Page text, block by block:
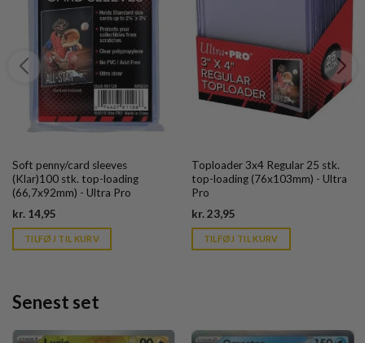
Soft penny/card sleeves
(Klar)100 stk. top-loading
(66,7x92mm) - Ultra Pro
kr. 14,95
is:
kr. 39,95.
TILFØJ TIL KURV
Toploader 3x4 Regular 25 stk.
top-loading (76x103mm) - Ultra
Pro
kr.23,95Current
is:
kr. 39,95.
TILFØJ TIL KURV
Senest set